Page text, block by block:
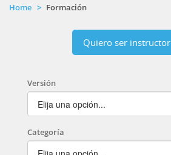
Home Formación
Quiero ser instructor
Versión
Categoría